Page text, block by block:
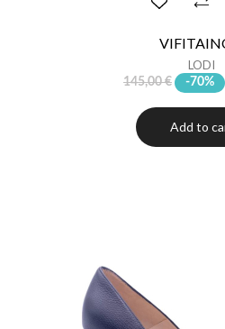
LODI
145,00 € -70%
Add to